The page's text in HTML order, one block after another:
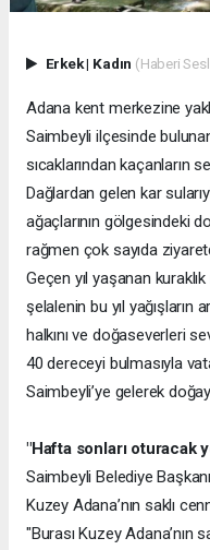
Erkek| Kadın (Haberi
Adana kent merkezine
Saimbeyli ilçesinde
sıcaklarından kaçanların
Dağlardan gelen kar
ağaçlarının gölgesindeki
rağmen çok sayıda
Geçen yıl yaşanan
şelalenin bu yıl yağışların
halkını ve doğaseverleri
40 dereceyi bulmasıyla
Saimbeyli’ye gelerek
"Hafta sonları oturacak
Saimbeyli Belediye
Kuzey Adana’nın saklı
"Burası Kuzey Adana’nın